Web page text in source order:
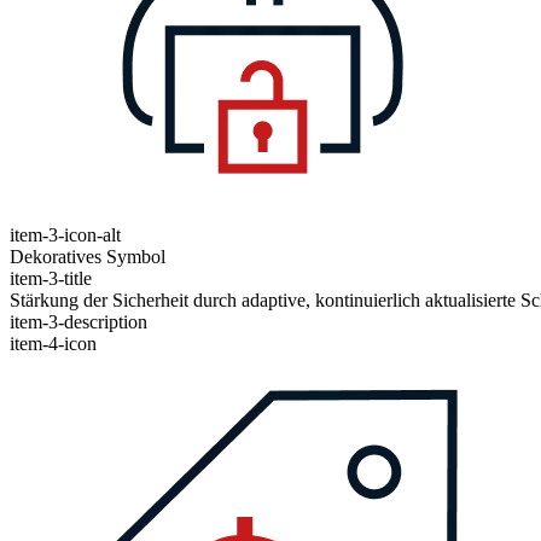
item-3-icon-alt
Dekoratives Symbol
item-3-title
Stärkung der Sicherheit durch adaptive, kontinuierlich aktualisierte
item-3-description
item-4-icon